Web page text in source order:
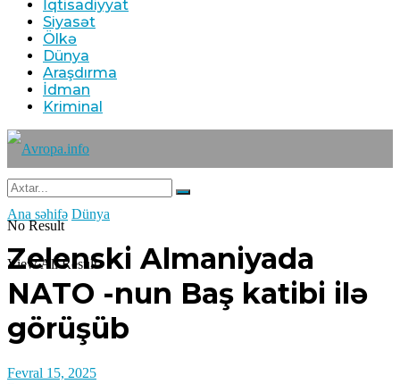
İqtisadiyyat
Siyasət
Ölkə
Dünya
Araşdırma
İdman
Kriminal
No Result
View All Result
Ana səhifə Dünya
Zelenski Almaniyada
NATO -nun Baş katibi ilə
görüşüb
Fevral 15, 2025
Tehranın buna münasibət bildirmə və lazım
gələrsə, üzr də istəməılidir
08 Avqust 2026 / 11:19
7
Xocavənd Rayonunda traktor minaya düşdü
08 Avqust 2026 / 11:11
10